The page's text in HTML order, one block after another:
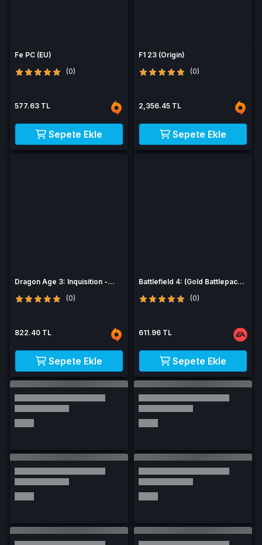
Fe PC (EU)
(0)
577.63 TL
Sepete Ekle
F1 23 (Origin)
(0)
2,356.45 TL
Sepete Ekle
Dragon Age 3: Inquisition -
(0)
822.40 TL
Sepete Ekle
Battlefield 4: (Gold Battlepack
(0)
611.96 TL
Sepete Ekle